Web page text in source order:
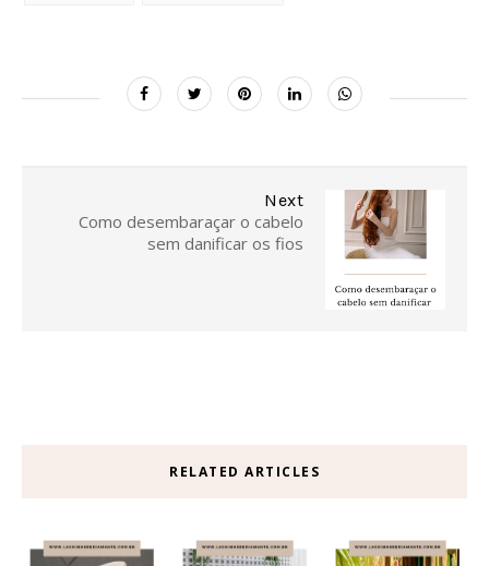
Next
Como desembaraçar o cabelo
sem danificar os fios
RELATED ARTICLES